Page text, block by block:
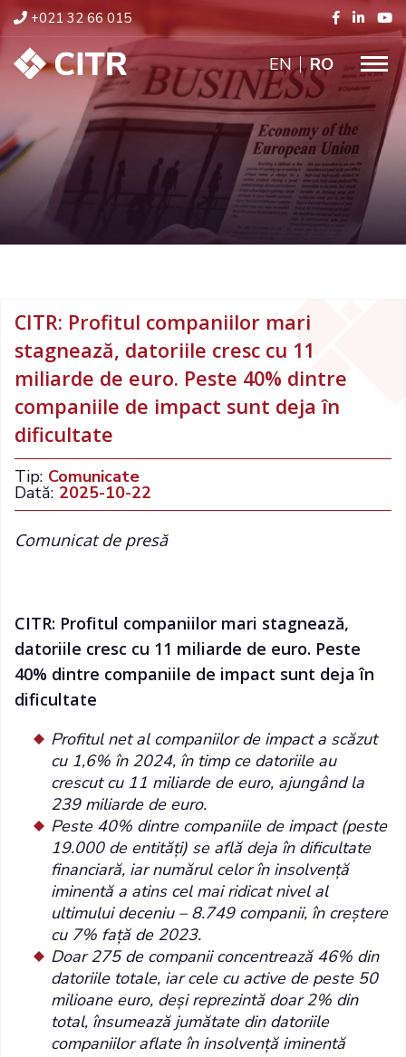
+021 32 66 015
ENGLISH
RO
CITR: Profitul companiilor mari
stagnează, datoriile cresc cu 11
miliarde de euro. Peste 40% dintre
companiile de impact sunt deja în
dificultate
Tip: Comunicate
Dată: 2025-10-22
Comunicat de presă
CITR: Profitul companiilor mari stagnează,
datoriile cresc cu 11 miliarde de euro. Peste
40% dintre companiile de impact sunt deja în
dificultate
Profitul net al companiilor de impact a scăzut
cu 1,6% în 2024, în timp ce datoriile au
crescut cu 11 miliarde de euro, ajungând la
239 miliarde de euro.
Peste 40% dintre companiile de impact (peste
19.000 de entități) se află deja în dificultate
financiară, iar numărul celor în insolvență
iminentă a atins cel mai ridicat nivel al
ultimului deceniu – 8.749 companii, în creștere
cu 7% față de 2023.
Doar 275 de companii concentrează 46% din
datoriile totale, iar cele cu active de peste 50
milioane euro, deși reprezintă doar 2% din
total, însumează jumătate din datoriile
companiilor aflate în insolvență iminentă